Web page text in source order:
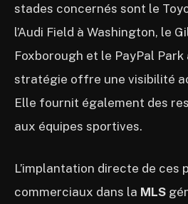
stades concernés sont le
l’Audi Field à Washington, le
Foxborough et le PayPal Park
stratégie offre une visibilité
Elle fournit également des
aux équipes sportives.
L’implantation directe de ces
commerciaux dans la MLS